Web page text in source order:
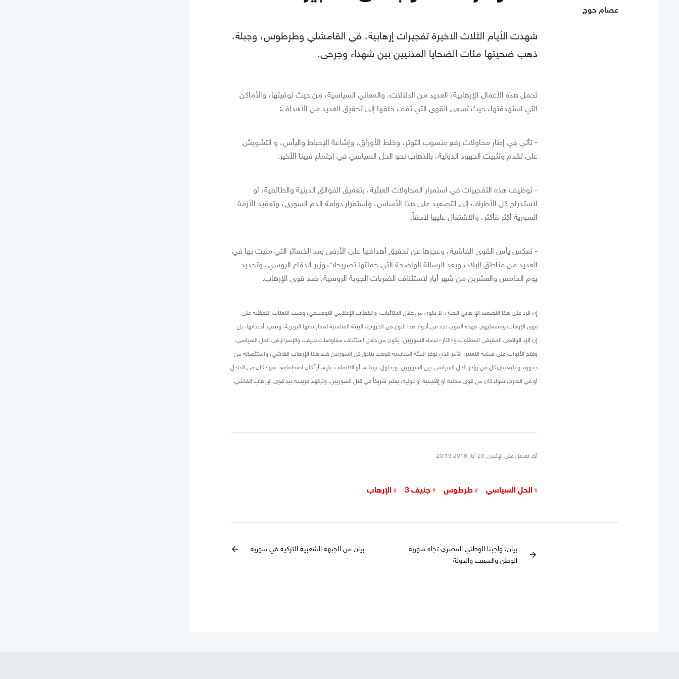
عصام حوج
شهدت الأيام الثلاث الاخيرة تفجيرات إرهابية، في القامشلي وطرطوس، وجبلة،
ذهب ضحيتها مئات الضحايا المدنيين بين شهداء وجرحى.
تحمل هذه الأعمال الإرهابية، العديد من الدلالات، والمعاني السياسية، من حيث توقيتها، والأماكن
التي استهدفتها، حيث تسعى القوى التي تقف خلفها إلى تحقيق العديد من الأهداف:
- تأتي في إطار محاولات رفع منسوب التوتر، وخلط الأوراق، وإشاعة الإحباط واليأس، و التشويش
على تقدم وتثبيت الجهود الدولية، بالذهاب نحو الحل السياسي في اجتماع فيينا الأخير.
- توظيف هذه التفجيرات في استمرار المحاولات العبثية، بتعميق الفوالق الدينية والطائفية، أو
لاستدراج كل الأطراف إلى التصعيد على هذا الأساس، واستمرار دوامة الدم السوري، وتعقيد الأزمة
السورية أكثر فأكثر، والاشتغال عليها لاحقاً.
- تعكس يأس القوى الفاشية، وعجزها عن تحقيق أهدافها على الأرض بعد الخسائر التي منيت بها في
العديد من مناطق البلاد، وبعد الرسالة الواضحة التي حملتها تصريحات وزير الدفاع الروسي، وتحديد
يوم الخامس والعشرين من شهر أيار لاستئناف الضربات الجوية الروسية، ضد قوى الإرهاب.
إن الرد على هذا التصعيد الإرهابي الجبان، لا يكون من خلال البكائيات، والخطاب الإعلامي التوصيفي، وصب اللعنات اللفظية على
قوى الإرهاب ومشغليهم، فهذه القوى تجد في أجواء هذا النوع من الحروب، البيئة المناسبة لممارساتها البربرية، وتنفيذ أجنداتها، بل
إن الرد الواقعي الحقيقي المطلوب و«الثأر» لدماء السوريين، يكون من خلال استئناف مفاوضات جنيف، والإسراع في الحل السياسي،
وفتح الأبواب على عملية التغيير، الأمر الذي يوفر البيئة المناسبة لتوحيد بنادق كل السوريين ضد هذا الإرهاب الفاشي، واستئصاله من
جذوره. وعليه فإن كل من يؤخر الحل السياسي بين السوريين، ويحاول عرقلته، أو الالتفاف عليه، أياً كان اصطفافه، سواء كان في الداخل
أو في الخارج، سواء كان من قوى محلية أو إقليمية أو دولية، يعتبر شريكاً في قتل السوريين، وتركهم فريسة بيد قوى الإرهاب الفاشي.
آخر تعديل على الإثنين, 23 أيار 2016 20:19
الحل السياسي طرطوس جنيف 3 الإرهاب
arrow_forward
بيان: واجبنا الوطني المصري تجاه سورية
الوطن والشعب والدولة
بيان من الجبهة الشعبية التركية في سورية arrow_back